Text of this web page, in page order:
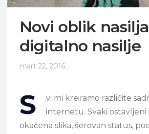
Novi oblik
digitalno nasilje
mart 22, 2016
S
vi mi kreiramo različite
internetu. Svaki ostavljeni
okačena slika, šerovan status,